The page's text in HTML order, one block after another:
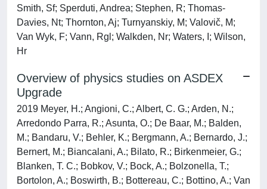
Smith, Sf; Sperduti, Andrea; Stephen, R; Thomas-
Davies, Nt; Thornton, Aj; Turnyanskiy, M; Valovič, M;
Van Wyk, F; Vann, Rgl; Walkden, Nr; Waters, I; Wilson,
Hr
Overview of physics studies on ASDEX
Upgrade
2019 Meyer, H.; Angioni, C.; Albert, C. G.; Arden, N.;
Arredondo Parra, R.; Asunta, O.; De Baar, M.; Balden,
M.; Bandaru, V.; Behler, K.; Bergmann, A.; Bernardo, J.;
Bernert, M.; Biancalani, A.; Bilato, R.; Birkenmeier, G.;
Blanken, T. C.; Bobkov, V.; Bock, A.; Bolzonella, T.;
Bortolon, A.; Boswirth, B.; Bottereau, C.; Bottino, A.; Van